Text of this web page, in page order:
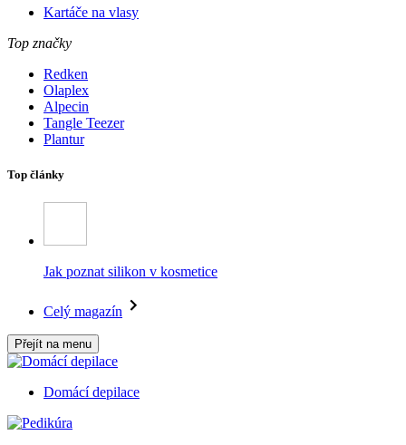
Kartáče na vlasy
Top značky
Redken
Olaplex
Alpecin
Tangle Teezer
Plantur
Top články
Jak poznat silikon v kosmetice
Celý magazín
Přejít na menu
Domácí depilace